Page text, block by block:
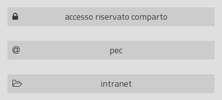
accesso riservato comparto
pec
intranet